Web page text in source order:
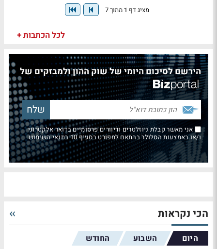
מציג דף 1 מתוך 7
לכל הכתבות +
הירשם לסיכום היומי של שוק ההון ולמבזקים של
אני מאשר קבלת ניוזלטרים ודיוורים פרסומיים בדואר אלקטרוני
ו/או באמצעות הסלולר בהתאם למפורט בסעיף 10 בתנאי השימוש
הכי נקראות
היום השבוע החודש